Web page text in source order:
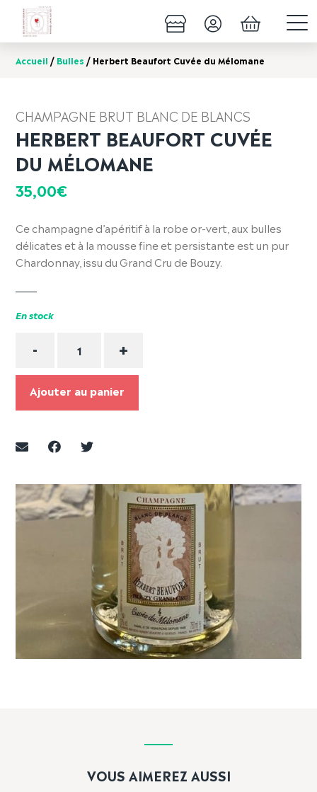
Accueil / Bulles / Herbert Beaufort Cuvée du Mélomane
CHAMPAGNE BRUT BLANC DE BLANCS
HERBERT BEAUFORT CUVÉE
DU MÉLOMANE
35,00€
Ce champagne d’apéritif à la robe or-vert, aux bulles
délicates et à la mousse fine et persistante est un pur
Chardonnay, issu du Grand Cru de Bouzy.
En stock
- +
Ajouter au panier
VOUS AIMEREZ AUSSI